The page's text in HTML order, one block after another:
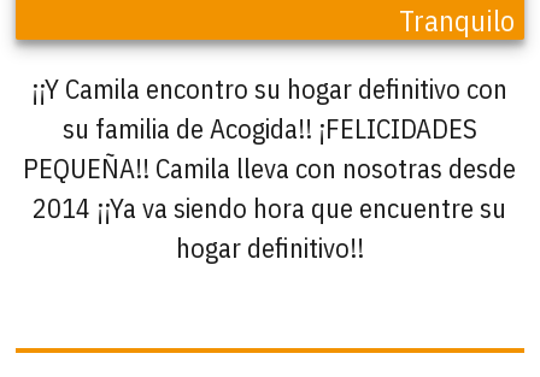
Tranquilo
¡¡Y Camila encontro su hogar definitivo con
su familia de Acogida!! ¡FELICIDADES
PEQUEÑA!! Camila lleva con nosotras desde
2014 ¡¡Ya va siendo hora que encuentre su
hogar definitivo!!